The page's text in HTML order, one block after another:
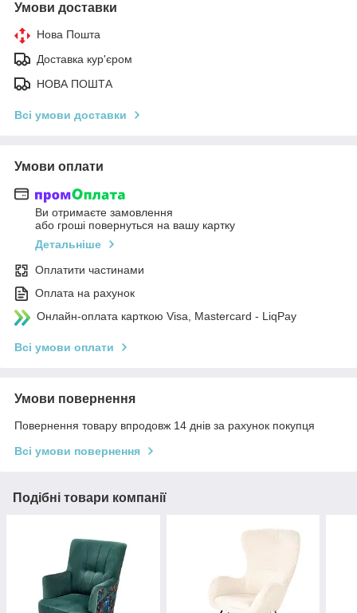
Умови доставки
Нова Пошта
Доставка кур'єром
НОВА ПОШТА
Всі умови доставки
Умови оплати
Ви отримаєте замовлення
або гроші повернуться на вашу картку
Детальніше
Оплатити частинами
Оплата на рахунок
Онлайн-оплата карткою Visa, Mastercard - LiqPay
Всі умови оплати
Умови повернення
Повернення товару впродовж 14 днів за рахунок покупця
Всі умови повернення
Подібні товари компанії